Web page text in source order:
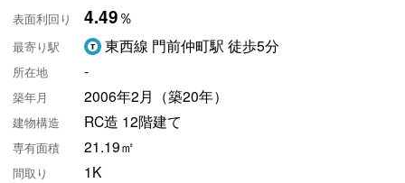
表面利回り 4.49％
最寄り駅 東西線 門前仲町駅 徒歩5分
所在地 -
築年月 2006年2月（築20年）
建物構造 RC造 12階建て
専有面積 21.19㎡
間取り 1K